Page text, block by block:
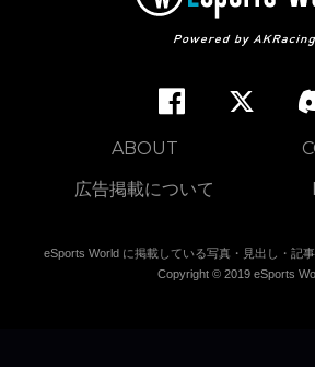
ABOUT
広告掲載について
eSports World に掲載している写真・見出し・記
Copyright © 2019 eSports